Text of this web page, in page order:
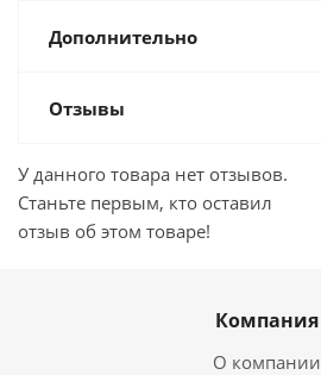
Дополнительно
Отзывы
У данного товара нет отзывов.
Станьте первым, кто оставил
отзыв об этом товаре!
Компания
О компании